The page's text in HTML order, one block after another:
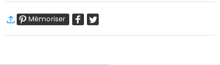
Livraison standard:9-18Jours ouvrables
Mémoriser